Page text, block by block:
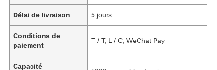
Délai de livraison 5 jours
Conditions de
paiement
T / T, L / C, WeChat Pay
Capacité